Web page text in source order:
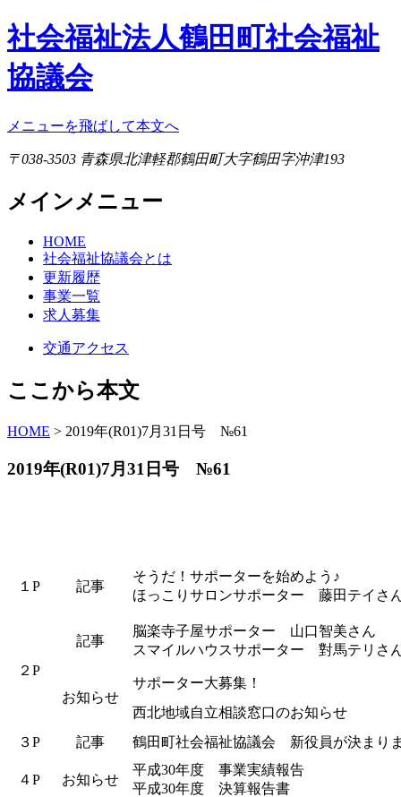
社会福祉法人鶴田町社会福祉
協議会
メニューを飛ばして本文へ
〒038-3503 青森県北津軽郡鶴田町大字鶴田字沖津193
メインメニュー
HOME
社会福祉協議会とは
更新履歴
事業一覧
求人募集
交通アクセス
ここから本文
HOME > 2019年(R01)7月31日号 №61
2019年(R01)7月31日号 №61
１P 記事
そうだ！サポーターを始めよう♪
ほっこりサロンサポーター 藤田テイさ
２P
記事
脳楽寺子屋サポーター 山口智美さん
スマイルハウスサポーター 對馬テリさ
お知らせ
サポーター大募集！
西北地域自立相談窓口のお知らせ
３P
記事 鶴田町社会福祉協議会 新役員が決まり
４P お知らせ
平成30年度 事業実績報告
平成30年度 決算報告書